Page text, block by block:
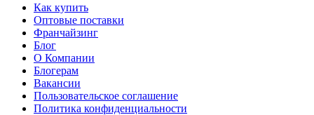
Как купить
Оптовые поставки
Франчайзинг
Блог
О Компании
Блогерам
Вакансии
Пользовательское соглашение
Политика конфиденциальности